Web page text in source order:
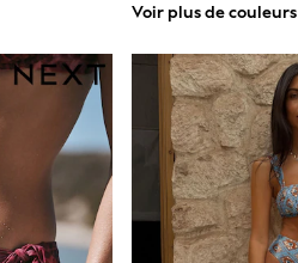
Voir plus de couleurs